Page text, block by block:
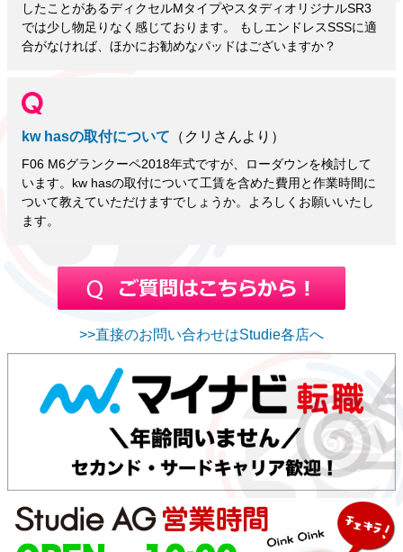
したことがあるディクセルMタイプやスタディオリジナルSR3
では少し物足りなく感じております。 もしエンドレスSSSに適
合がなければ、ほかにお勧めなパッドはございますか？
kw hasの取付について （クリさんより）
F06 M6グランクーペ2018年式ですが、ローダウンを検討して
います。kw hasの取付について工賃を含めた費用と作業時間に
ついて教えていただけますでしょうか。よろしくお願いいたし
ます。
>>直接のお問い合わせはStudie各店へ